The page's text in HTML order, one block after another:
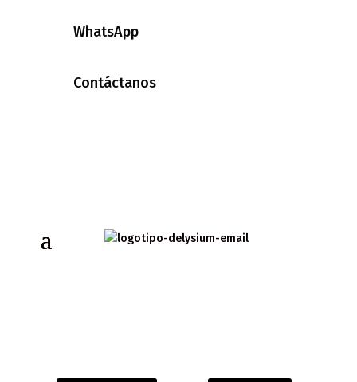
WhatsApp
Contáctanos